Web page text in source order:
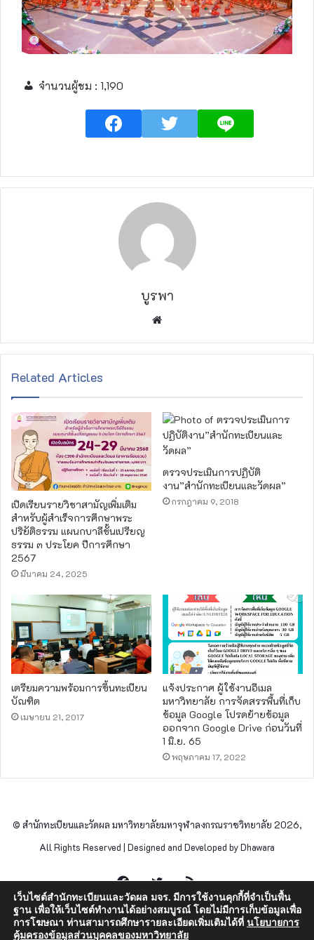
จำนวนผู้ชม : 1,190
บูรพา
b
e
Related Articles
เปิดเรียนรายวิชาสามัญเพิ่มเติม
สำหรับผู้สำเร็จการศึกษาพระ
ปริยัติธรรม แผนกบาลีชั้นเปรียญ
ธรรม ๓ ประโยค ปีการศึกษา
2567
มีนาคม 24, 2025
ตรวจประเมินการปฏิบัติ
งาน”สำนักทะเบียนและวัดผล”
กรกฎาคม 9, 2018
เตรียมความพร้อมการขึ้นทะเบียน
บัณฑิต
เมษายน 21, 2017
แจ้งประกาศ ผู้ใช้งานอีเมล
มหาวิทยาลัย การจัดสรรพื้นที่เก็บ
ข้อมูล Google โปรดย้ายข้อมูล
ออกจาก Google Drive ก่อนวันที่
1 มิ.ย. 65
พฤษภาคม 17, 2022
© สำนักทะเบียนและวัดผล มหาวิทยาลัยมหาจุฬาลงกรณราชวิทยาลัย 2026,
All Rights Reserved | Designed and Developed by Dhawara
FacebookTwitterRSS
เว็บไซต์สำนักทะเบียนและวัดผล มจร. มีการใช้งานคุกกี้ที่จำเป็นพื้น
ฐาน เพื่อให้เว็บไซต์ทำงานได้อย่างสมบูรณ์ โดยไม่มีการเก็บข้อมูลเพื่อ
การโฆษณา ท่านสามารถศึกษารายละเอียดเพิ่มเติมได้ที่ นโยบายการ
คุ้มครองข้อมูลส่วนบุคคลของมหาวิทยาลัย